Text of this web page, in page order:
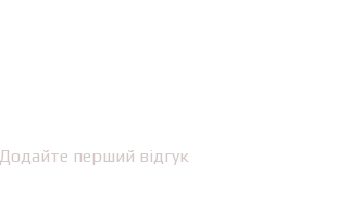
Додайте перший відгук